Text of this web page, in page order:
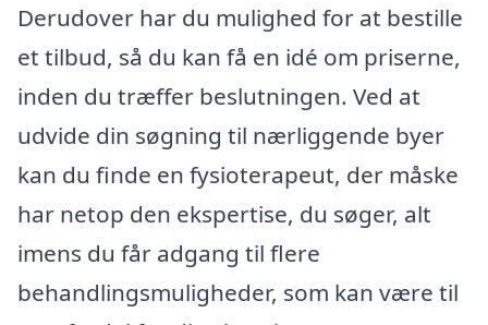
Derudover har du mulighed for at bestille
et tilbud, så du kan få en idé om priserne,
inden du træffer beslutningen. Ved at
udvide din søgning til nærliggende byer
kan du finde en fysioterapeut, der måske
har netop den ekspertise, du søger, alt
imens du får adgang til flere
behandlingsmuligheder, som kan være til